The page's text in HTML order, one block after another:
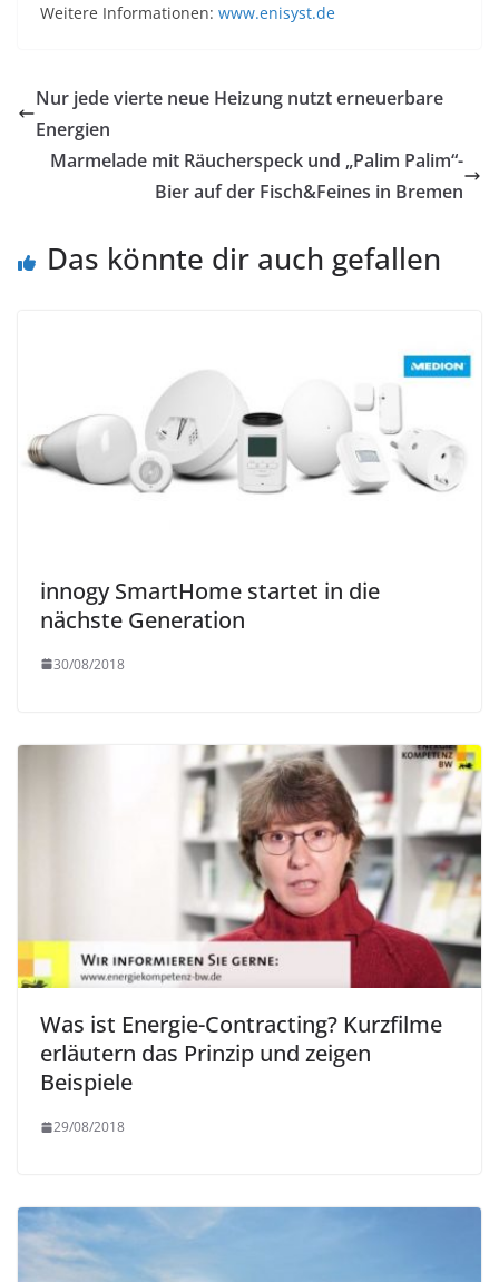
Weitere Informationen: www.enisyst.de
Nur jede vierte neue Heizung nutzt erneuerbare
Energien
Marmelade mit Räucherspeck und „Palim Palim“-
Bier auf der Fisch&Feines in Bremen
Das könnte dir auch gefallen
innogy SmartHome startet in die
nächste Generation
30/08/2018
Was ist Energie-Contracting? Kurzfilme
erläutern das Prinzip und zeigen
Beispiele
29/08/2018